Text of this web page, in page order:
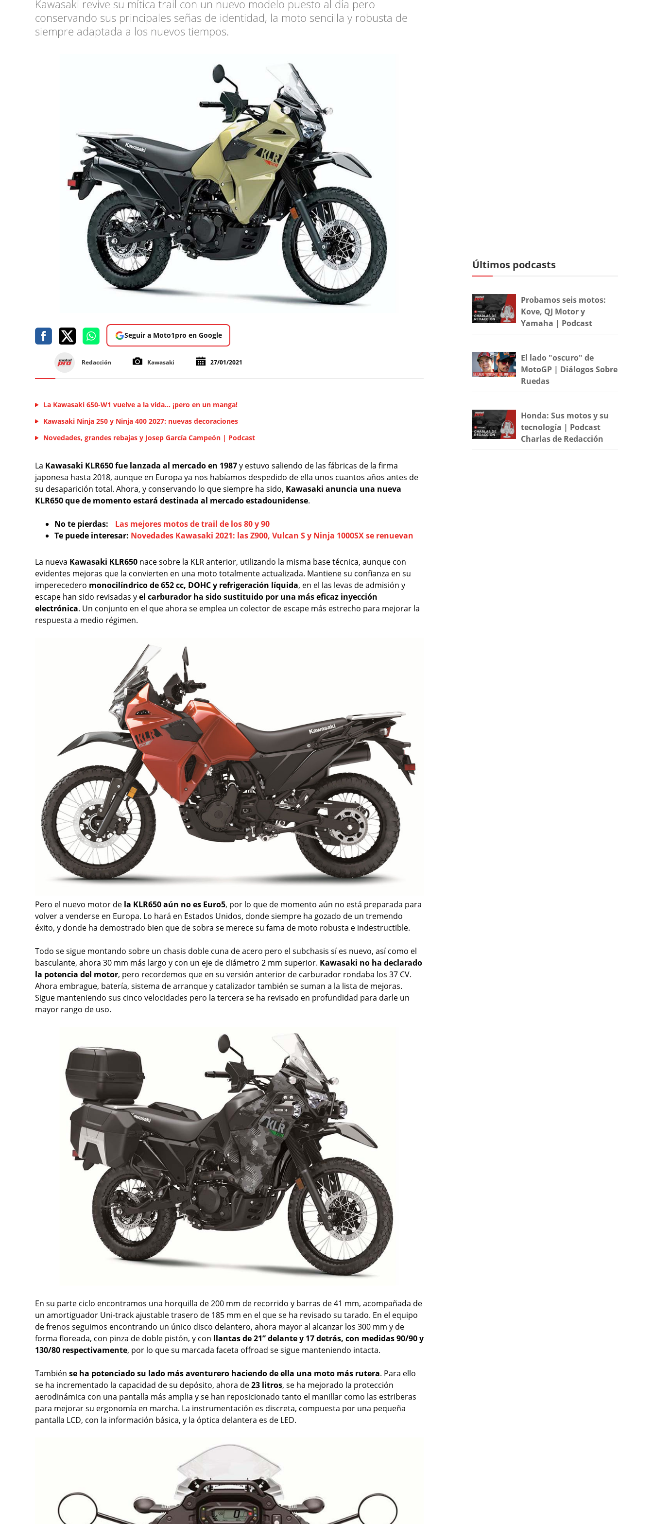
Kawasaki revive su mítica trail con un nuevo modelo puesto al día pero
conservando sus principales señas de identidad, la moto sencilla y robusta de
siempre adaptada a los nuevos tiempos.
Seguir a Moto1pro en Google
Redacción Kawasaki 27/01/2021
La Kawasaki 650-W1 vuelve a la vida... ¡pero en un manga!
Kawasaki Ninja 250 y Ninja 400 2027: nuevas decoraciones
Novedades, grandes rebajas y Josep García Campeón | Podcast
La Kawasaki KLR650 fue lanzada al mercado en 1987y estuvo saliendo de las fábricas de la firma
japonesa hasta 2018, aunque en Europa ya nos habíamos despedido de ella unos cuantos años antes de
su desaparición total. Ahora, y conservando lo que siempre ha sido, Kawasaki anuncia una nueva
KLR650 que de momento estará destinada al mercado estadounidense.
No te pierdas:
Las mejores motos de trail de los 80 y 90
Te puede interesar: Novedades Kawasaki 2021: las Z900, Vulcan S y Ninja 1000SX se renuevan
La nueva Kawasaki KLR650 nace sobre la KLR anterior, utilizando la misma base técnica, aunque con
evidentes mejoras que la convierten en una moto totalmente actualizada. Mantiene su confianza en su
imperecedero monocilíndrico de 652 cc, DOHC y refrigeración líquida, en el las levas de admisión y
escape han sido revisadas yel carburador ha sido sustituido por una más eficaz inyección
electrónica. Un conjunto en el que ahora se emplea un colector de escape más estrecho para mejorar la
respuesta a medio régimen.
Pero el nuevo motor de la KLR650 aún no es Euro5, por lo que de momento aún no está preparada para
volver a venderse en Europa. Lo hará en Estados Unidos, donde siempre ha gozado de un tremendo
éxito, y donde ha demostrado bien que de sobra se merece su fama de moto robusta e indestructible.
Todo se sigue montando sobre un chasis doble cuna de acero pero el subchasis sí es nuevo, así como el
basculante, ahora 30 mm más largo y con un eje de diámetro 2 mm superior. Kawasaki no ha declarado
la potencia del motor, pero recordemos que en su versión anterior de carburador rondaba los 37 CV.
Ahora embrague, batería, sistema de arranque y catalizador también se suman a la lista de mejoras.
Sigue manteniendo sus cinco velocidades pero la tercera se ha revisado en profundidad para darle un
mayor rango de uso.
En su parte ciclo encontramos una horquilla de 200 mm de recorrido y barras de 41 mm, acompañada de
un amortiguador Uni-track ajustable trasero de 185 mm en el que se ha revisado su tarado. En el equipo
de frenos seguimos encontrando un único disco delantero, ahora mayor al alcanzar los 300 mm y de
forma floreada, con pinza de doble pistón, y con llantas de 21” delante y 17 detrás, con medidas 90/90 y
130/80 respectivamente, por lo que su marcada faceta offroad se sigue manteniendo intacta.
También se ha potenciado su lado más aventurero haciendo de ella una moto más rutera. Para ello
se ha incrementado la capacidad de su depósito, ahora de23 litros, se ha mejorado la protección
aerodinámica con una pantalla más amplia y se han reposicionado tanto el manillar como las estriberas
para mejorar su ergonomía en marcha. La instrumentación es discreta, compuesta por una pequeña
pantalla LCD, con la información básica, y la óptica delantera es de LED.
Últimos podcasts
Probamos seis motos:
Kove, QJ Motor y
Yamaha | Podcast
El lado "oscuro" de
MotoGP | Diálogos Sobre
Ruedas
Honda: Sus motos y su
tecnología | Podcast
Charlas de Redacción